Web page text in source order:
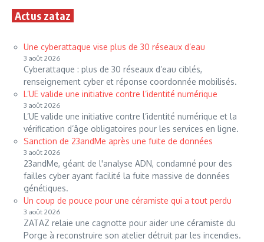
Actus zataz
Une cyberattaque vise plus de 30 réseaux d’eau
3 août 2026
Cyberattaque : plus de 30 réseaux d’eau ciblés,
renseignement cyber et réponse coordonnée mobilisés.
L’UE valide une initiative contre l’identité numérique
3 août 2026
L’UE valide une initiative contre l’identité numérique et la
vérification d’âge obligatoires pour les services en ligne.
Sanction de 23andMe après une fuite de données
3 août 2026
23andMe, géant de l'analyse ADN, condamné pour des
failles cyber ayant facilité la fuite massive de données
génétiques.
Un coup de pouce pour une céramiste qui a tout perdu
3 août 2026
ZATAZ relaie une cagnotte pour aider une céramiste du
Porge à reconstruire son atelier détruit par les incendies.